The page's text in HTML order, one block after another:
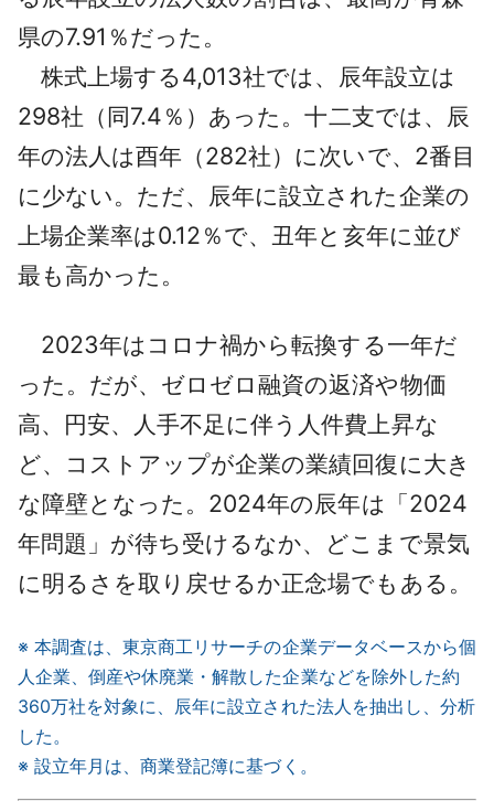
県の7.91％だった。
株式上場する4,013社では、辰年設立は
298社（同7.4％）あった。十二支では、辰
年の法人は酉年（282社）に次いで、2番目
に少ない。ただ、辰年に設立された企業の
上場企業率は0.12％で、丑年と亥年に並び
最も高かった。
2023年はコロナ禍から転換する一年だ
った。だが、ゼロゼロ融資の返済や物価
高、円安、人手不足に伴う人件費上昇な
ど、コストアップが企業の業績回復に大き
な障壁となった。2024年の辰年は「2024
年問題」が待ち受けるなか、どこまで景気
に明るさを取り戻せるか正念場でもある。
※ 本調査は、東京商工リサーチの企業データベースから個
人企業、倒産や休廃業・解散した企業などを除外した約
360万社を対象に、辰年に設立された法人を抽出し、分析
した。
※ 設立年月は、商業登記簿に基づく。